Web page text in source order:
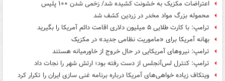
اعتراضات مکزیک به خشونت کشیده‌ شد/ زخمی شدن ۱۰۰ پلیس
محموله بزرگ مواد مخدر در زردین کشف شد
ترامپ: با کارت طلایی ۵ میلیون دلاری اقامت دائم آمریکا را بگیرید
بهانه آمریکا برای «ماموریت نظامی جدید» در مکزیک
ترامپ: نیروهای آمریکایی در حال خروج از خاورمیانه هستند
ترامپ: کنترل لس‌آنجلس از دست رفته بود؛ ارتش شهر را نجات داد
ویتکاف زیاده خواهی‌های آمریکا درباره برنامه ‌غنی سازی ایران را تکرار کرد